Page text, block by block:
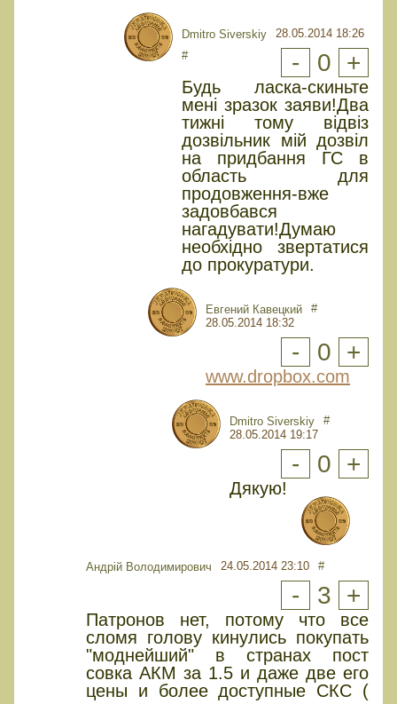
Dmitro Siverskiy
28.05.2014 18:26
#
- 0 +
Будь ласка-скиньте
менi зразок заяви!Два
тижнi тому вiдвiз
дозвiльник мiй дозвiл
на придбання ГС в
область для
продовження-вже
задовбався
нагадувати!Думаю
необхiдно звертатися
до прокуратури.
Евгений Кавецкий
28.05.2014 18:32
#
- 0 +
www.dropbox.com
Dmitro Siverskiy
28.05.2014 19:17
#
- 0 +
Дякую!
Андрiй Володимирович 24.05.2014 23:10 #
- 3 +
Патронов нет, потому что все
сломя голову кинулись покупать
"моднейший" в странах пост
совка АКМ за 1.5 и даже две его
цены и более доступные СКС (